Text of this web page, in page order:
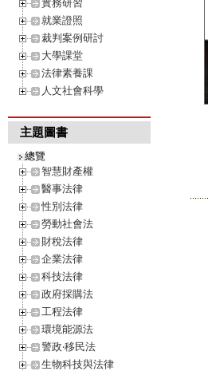
實務研習
就業證照
裁判案例研討
大學課堂
法律素養課
人文社會科學
主題圖書
總覽
智慧財產權
醫事法律
性別法律
勞動社會法
財稅法律
企業法律
科技法律
政府採購法
工程法律
環境能源法
警政‧移民法
生物科技與法律